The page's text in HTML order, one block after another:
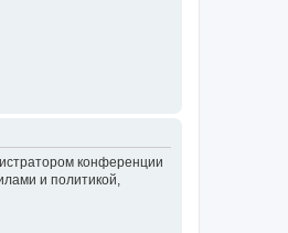
конференции
и политикой,